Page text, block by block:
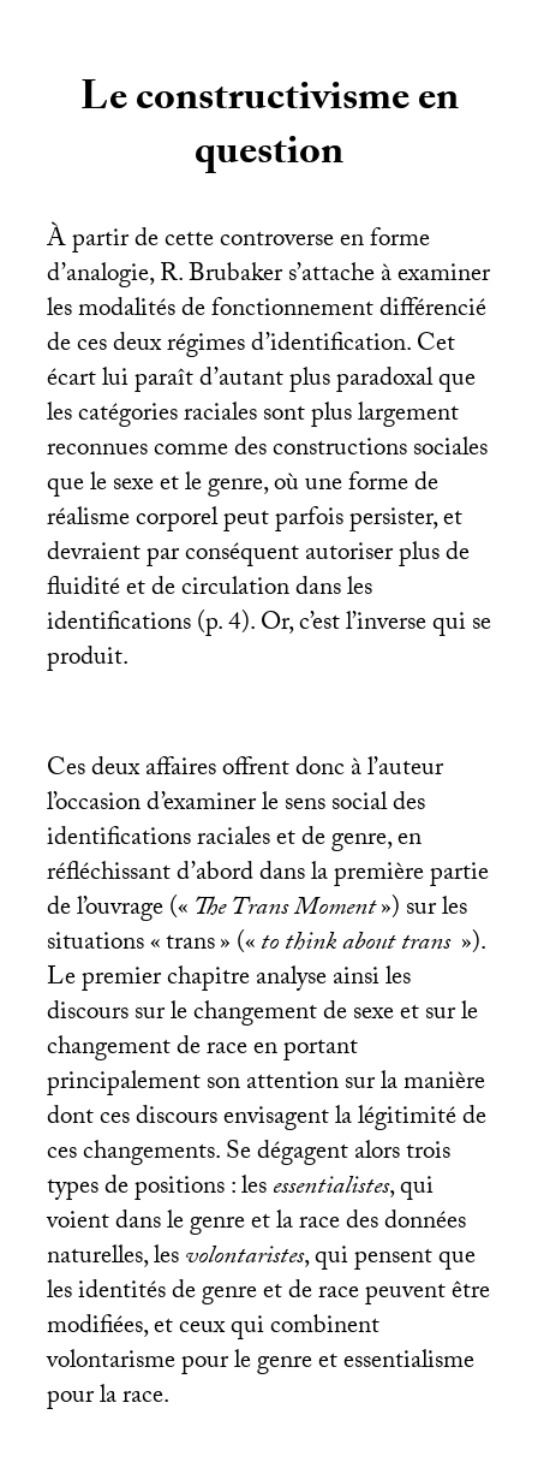
Le constructivisme en
question
À partir de cette controverse en forme
d’analogie, R. Brubaker s’attache à examiner
les modalités de fonctionnement différencié
de ces deux régimes d’identification. Cet
écart lui paraît d’autant plus paradoxal que
les catégories raciales sont plus largement
reconnues comme des constructions sociales
que le sexe et le genre, où une forme de
réalisme corporel peut parfois persister, et
devraient par conséquent autoriser plus de
fluidité et de circulation dans les
identifications (p. 4). Or, c’est l’inverse qui se
produit.
Ces deux affaires offrent donc à l’auteur
l’occasion d’examiner le sens social des
identifications raciales et de genre, en
réfléchissant d’abord dans la première partie
de l’ouvrage («The Trans Moment») sur les
situations «trans» («to think about trans »).
Le premier chapitre analyse ainsi les
discours sur le changement de sexe et sur le
changement de race en portant
principalement son attention sur la manière
dont ces discours envisagent la légitimité de
ces changements. Se dégagent alors trois
types de positions : lesessentialistes, qui
voient dans le genre et la race des données
naturelles, lesvolontaristes, qui pensent que
les identités de genre et de race peuvent être
modifiées, et ceux qui combinent
volontarisme pour le genre et essentialisme
pour la race.